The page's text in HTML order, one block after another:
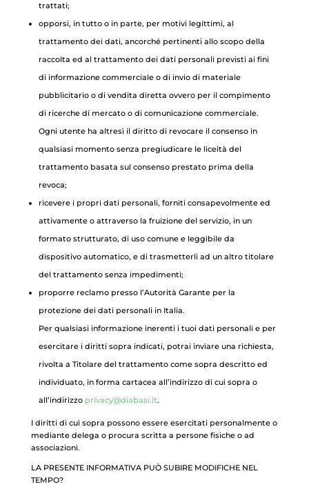
trattati;
opporsi, in tutto o in parte, per motivi legittimi, al
trattamento dei dati, ancorché pertinenti allo scopo della
raccolta ed al trattamento dei dati personali previsti ai fini
di informazione commerciale o di invio di materiale
pubblicitario o di vendita diretta ovvero per il compimento
di ricerche di mercato o di comunicazione commerciale.
Ogni utente ha altresì il diritto di revocare il consenso in
qualsiasi momento senza pregiudicare le liceità del
trattamento basata sul consenso prestato prima della
revoca;
ricevere i propri dati personali, forniti consapevolmente ed
attivamente o attraverso la fruizione del servizio, in un
formato strutturato, di uso comune e leggibile da
dispositivo automatico, e di trasmetterli ad un altro titolare
del trattamento senza impedimenti;
proporre reclamo presso l’Autorità Garante per la
protezione dei dati personali in Italia.
Per qualsiasi informazione inerenti i tuoi dati personali e per
esercitare i diritti sopra indicati, potrai inviare una richiesta,
rivolta a Titolare del trattamento come sopra descritto ed
individuato, in forma cartacea all’indirizzo di cui sopra o
all’indirizzo privacy@diabasi.it.
I diritti di cui sopra possono essere esercitati personalmente o
mediante delega o procura scritta a persone fisiche o ad
associazioni.
LA PRESENTE INFORMATIVA PUÒ SUBIRE MODIFICHE NEL
TEMPO?